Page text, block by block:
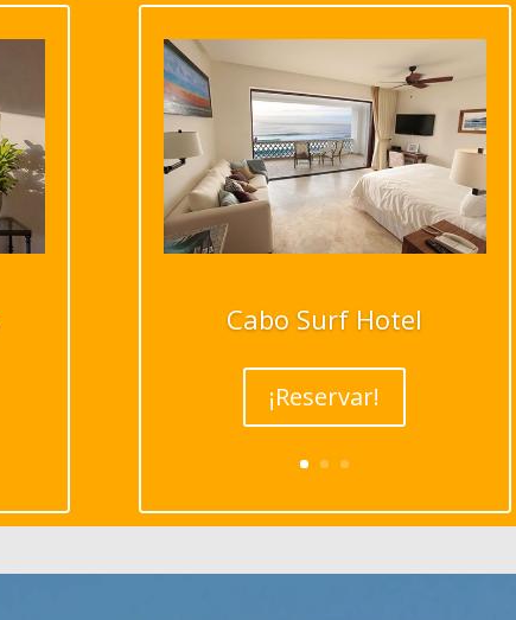
Cabo Surf Hotel
¡Reservar!